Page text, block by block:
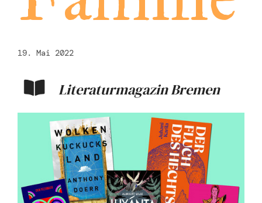
19. Mai 2022
Literaturmagazin Bremen